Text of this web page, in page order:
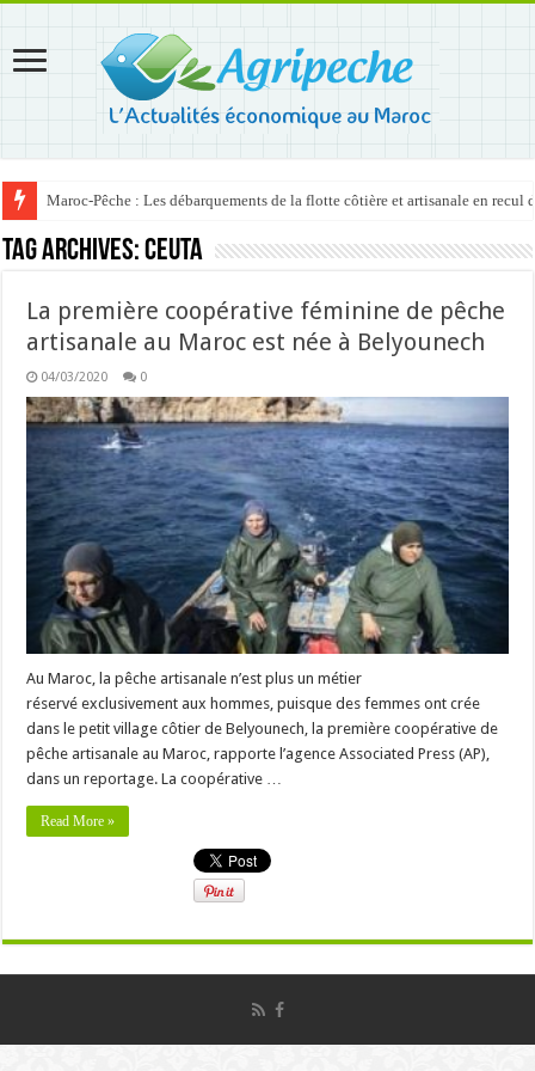
Maroc-Pêche : Les débarquements de la flotte côtière et artisanale en recul
Tag Archives:Ceuta
La première coopérative féminine de pêche
artisanale au Maroc est née à Belyounech
04/03/2020 0
Au Maroc, la pêche artisanale n’est plus un métier
réservé exclusivement aux hommes, puisque des femmes ont crée
dans le petit village côtier de Belyounech, la première coopérative de
pêche artisanale au Maroc, rapporte l’agence Associated Press (AP),
dans un reportage. La coopérative …
Read More »